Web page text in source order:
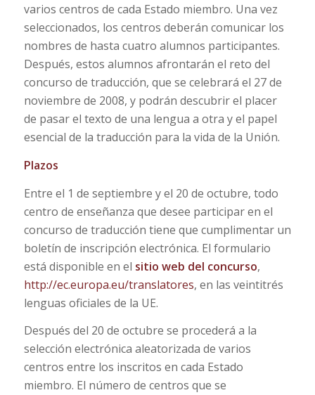
varios centros de cada Estado miembro. Una vez
seleccionados, los centros deberán comunicar los
nombres de hasta cuatro alumnos participantes.
Después, estos alumnos afrontarán el reto del
concurso de traducción, que se celebrará el 27 de
noviembre de 2008, y podrán descubrir el placer
de pasar el texto de una lengua a otra y el papel
esencial de la traducción para la vida de la Unión.
Plazos
Entre el 1 de septiembre y el 20 de octubre, todo
centro de enseñanza que desee participar en el
concurso de traducción tiene que cumplimentar un
boletín de inscripción electrónica. El formulario
está disponible en el sitio web del concurso,
http://ec.europa.eu/translatores, en las veintitrés
lenguas oficiales de la UE.
Después del 20 de octubre se procederá a la
selección electrónica aleatorizada de varios
centros entre los inscritos en cada Estado
miembro. El número de centros que se